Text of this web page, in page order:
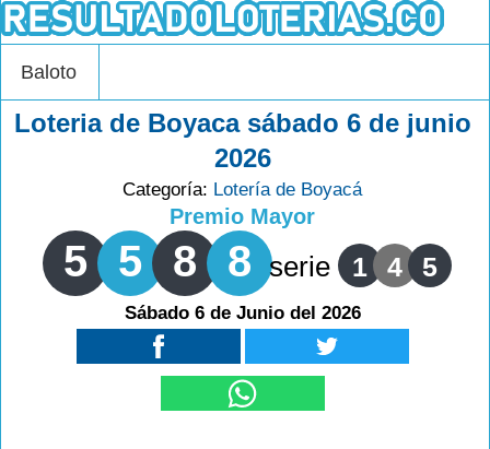
Baloto
Loteria de Boyaca sábado 6 de junio
2026
Categoría: Lotería de Boyacá
Premio Mayor
5 5 8 8 serie 1 4 5
Sábado 6 de Junio del 2026